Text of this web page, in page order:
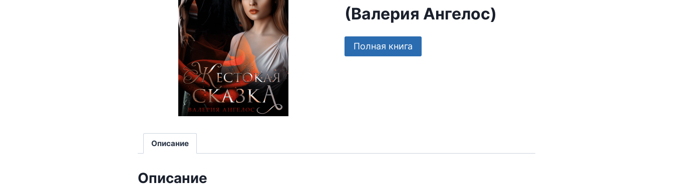
(Валерия Ангелос)
Полная книга
Описание
Описание